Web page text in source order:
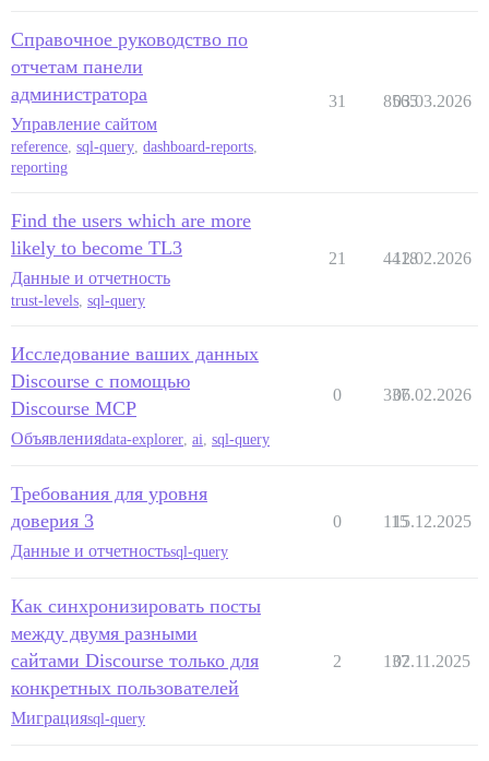
Справочное руководство по
отчетам панели
администратора
Управление сайтом
reference, sql-query, dashboard-reports,
reporting
31 8565
03.03.2026
Find the users which are more
likely to become TL3
Данные и отчетность
trust-levels, sql-query
21 4418
12.02.2026
Исследование ваших данных
Discourse с помощью
Discourse MCP
Объявленияdata-explorer ai sql-query
0 337
06.02.2026
Требования для уровня
доверия 3
Данные и отчетностьsql-query
0 115
15.12.2025
Как синхронизировать посты
между двумя разными
сайтами Discourse только для
конкретных пользователей
Миграцияsql-query
2 137
02.11.2025